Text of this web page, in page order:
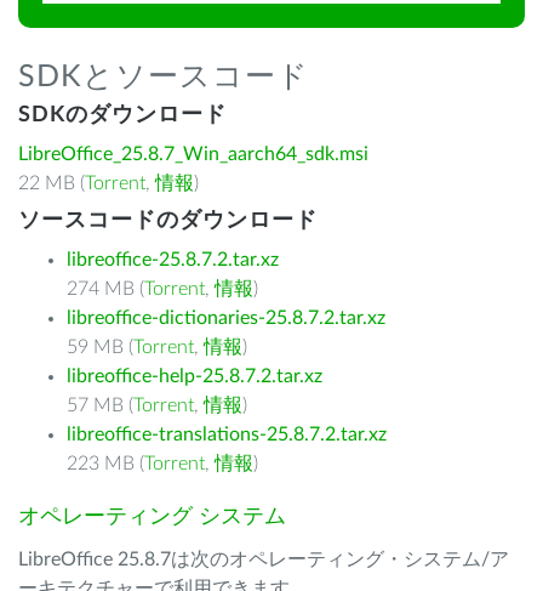
SDKとソースコード
SDKのダウンロード
LibreOffice_25.8.7_Win_aarch64_sdk.msi
22 MB (Torrent,情報)
ソースコードのダウンロード
libreoffice-25.8.7.2.tar.xz
274 MB (Torrent,情報)
libreoffice-dictionaries-25.8.7.2.tar.xz
59 MB (Torrent,情報)
libreoffice-help-25.8.7.2.tar.xz
57 MB (Torrent,情報)
libreoffice-translations-25.8.7.2.tar.xz
223 MB (Torrent,情報)
オペレーティング システム
LibreOffice 25.8.7は次のオペレーティング・システム/ア